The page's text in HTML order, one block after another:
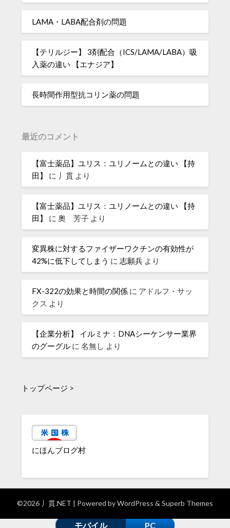
LAMA・LABA配合剤の問題
【テリルジー】 3剤配合（ICS/LAMA/LABA）吸
入薬の違い 【エナジア】
長時間作用型抗コリン薬の問題
最近のコメント
【富士薬品】ユリス：ユリノームとの違い 【持
田】
に 丿貫 より
【富士薬品】ユリス：ユリノームとの違い 【持
田】
に奧 芳子 より
変異株に対するファイザーワクチンの有効性が
42%に低下してしまう に志願兵 より
FX-322の効果と時間の関係 に アドルフ・サッ
クス より
【企業分析】 イルミナ：DNAシーケンサー業界
のグーグル に名無し より
トップページ >
にほんブログ村
©2026 丿貫.NET | Powered byWordPress & Superb Themes
モバイル PC